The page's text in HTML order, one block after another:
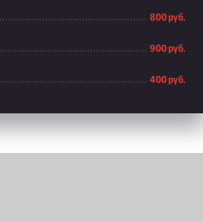
800 руб.
900 руб.
400 руб.